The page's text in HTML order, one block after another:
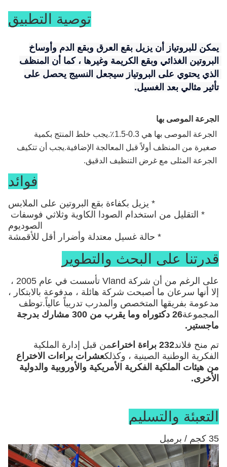
توصية التطبيق
تأثير مثالي بعد الغسيل.
الجرعة الموصى بها
الجرعة المثلى مع غرض التنظيف الدقيق.
فوائد
* يزيل بكفاءة بقع البروتين على الملابس
الصوديوم
* حالة غسيل معتدلة وأضرار أقل للأقمشة
قدرتنا على البحث والتطوير
على الرغم من أن شركة Vland تأسست في عام 2005 ،
إلا أنها سرعان ما أصبحت شركة هائلة ، مدفوعة بالابتكار ،
مدعومة بفريقها المتخصص والمدرب تدريباً عالياً.توظف
المجموعة
26 دكتوراه وما يقرب من 300 مشارك بدرجة
ماجستير.
تم منح فلاند232 براءة اختراع
من قبل إدارة الملكية
الفكرية الوطنية الصينية ، وكذلكعشرات براءات الاختراع
من هيئات الملكية الفكرية الأمريكية والأوروبية والدولية
الأخرى.
التعبئة والتسليم
35 كجم / برميل